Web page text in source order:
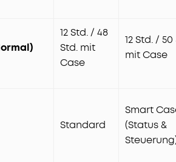
12 Std. / 48
Std. mit
Case
12 Std. / 50
mit Case
Standard
Smart
(Status &